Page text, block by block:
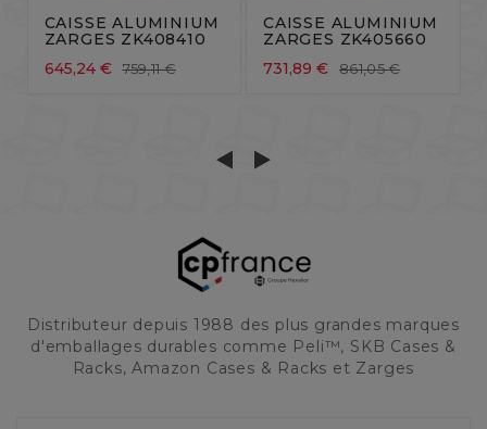
CAISSE ALUMINIUM
ZARGES ZK408410
645,24 €
759,11 €
CAISSE ALUMINIUM
ZARGES ZK405660
731,89 €
861,05 €
Distributeur depuis 1988 des plus grandes marques
d'emballages durables comme Peli™, SKB Cases &
Racks, Amazon Cases & Racks et Zarges